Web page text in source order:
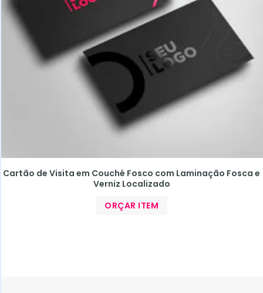
Cartão de Visita em Couché Fosco com Laminação Fosca e
Verniz Localizado
ORÇAR ITEM